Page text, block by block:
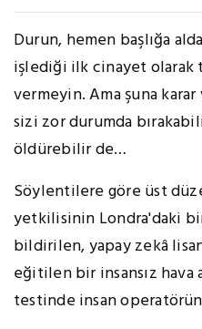
Durun, hemen başlığa
işlediği ilk cinayet olarak
vermeyin. Ama şuna
sizi zor durumda
öldürebilir de…
Söylentilere göre üst
yetkilisinin Londra'daki
bildirilen, yapay zekâ
eğitilen bir insansız hava
testinde insan